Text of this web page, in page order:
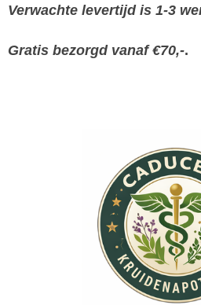
Verwachte levertijd is 1-3
Gratis bezorgd vanaf €70,-.